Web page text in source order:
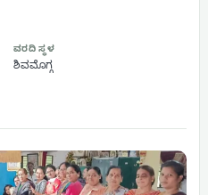
ವರದಿ ಸ್ಥಳ
ಶಿವಮೊಗ್ಗ